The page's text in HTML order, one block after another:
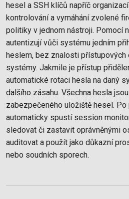
hesel a SSH klíčů napříč
kontrolování a vymáhání zvolené
politiky v jednom nástroji. Pomocí
autentizují vůči systému jedním
heslem, bez znalosti přístupových
systémy. Jakmile je přístup
automatické rotaci hesla na daný
dalšího zásahu. Všechna hesla
zabezpečeného uložiště hesel.
automaticky spustí session
sledovat či zastavit oprávněnými
auditovat a použít jako důkazní
nebo soudních sporech.